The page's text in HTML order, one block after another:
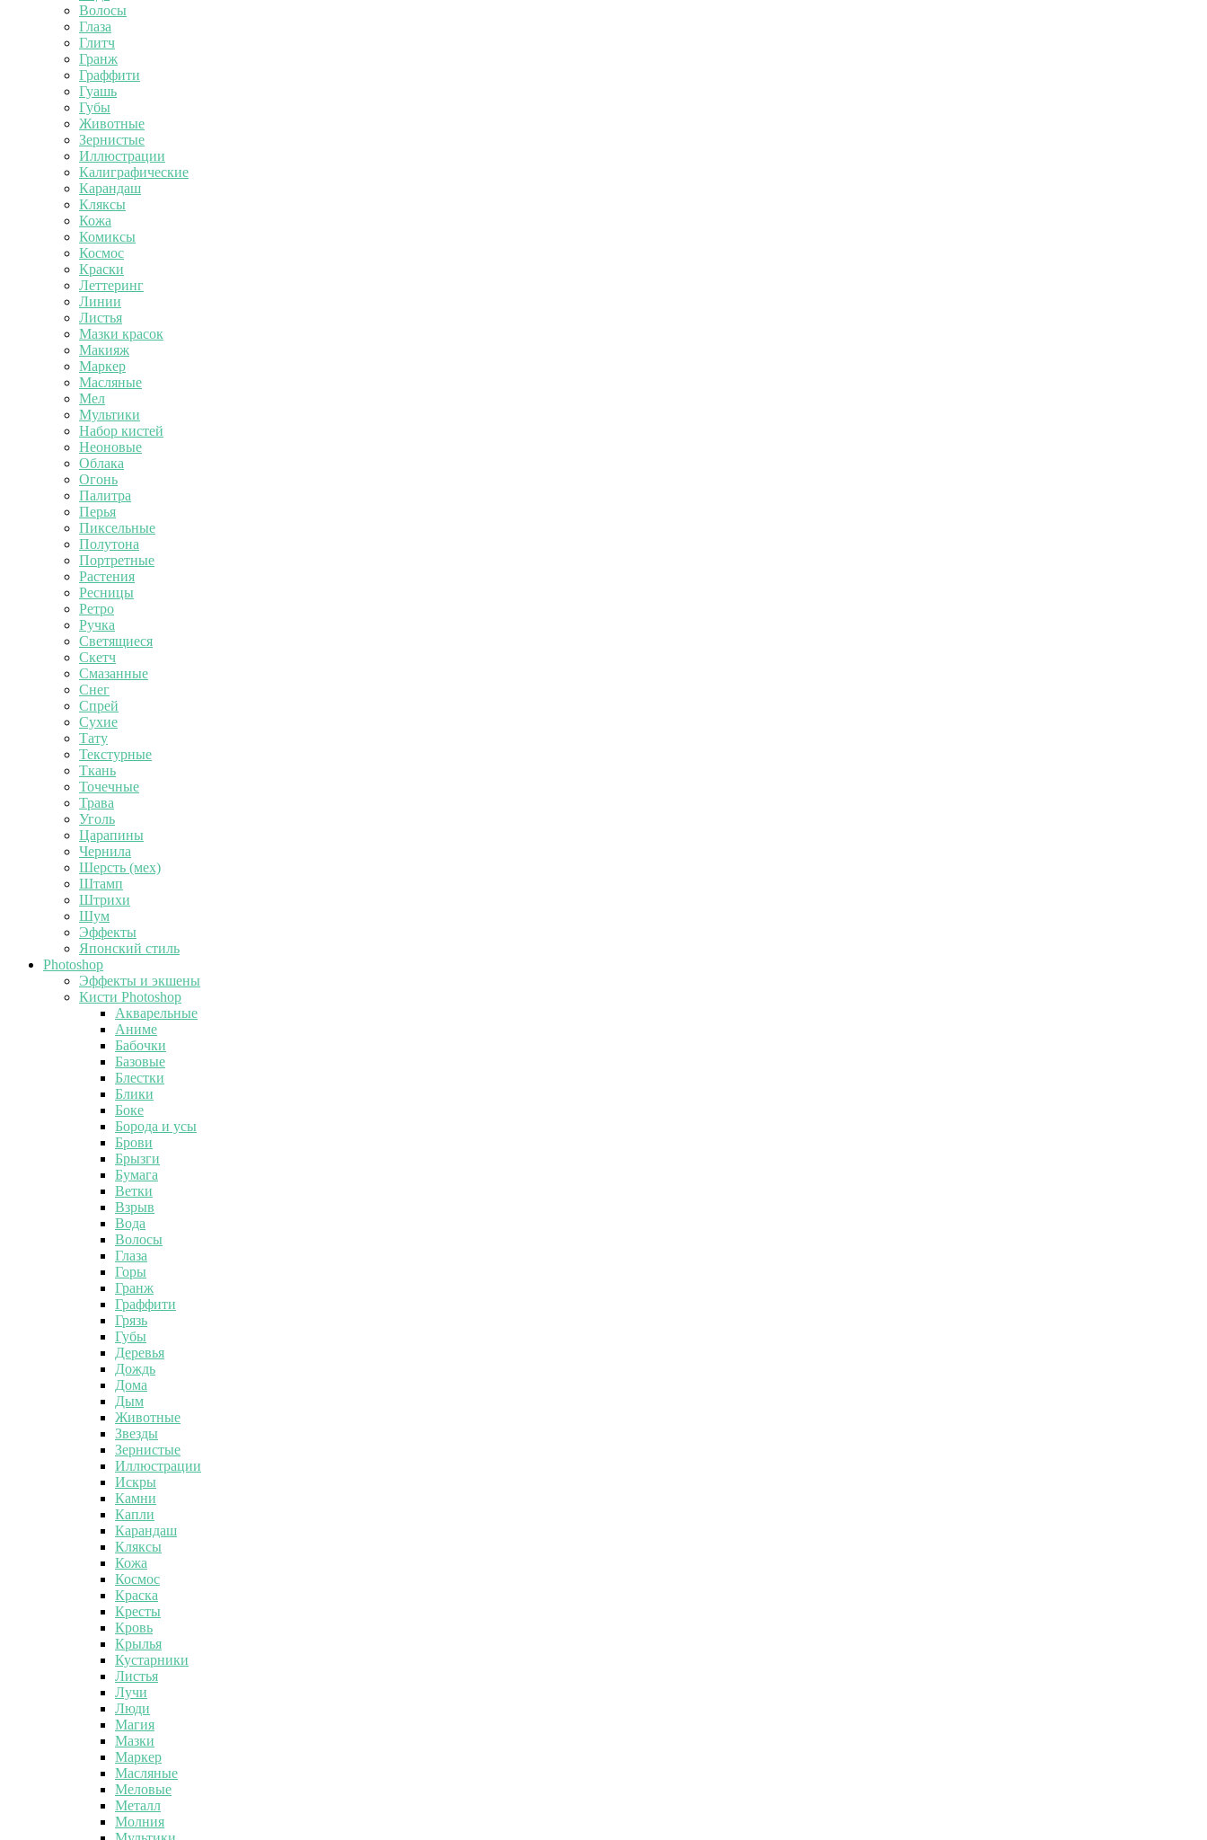
Волосы
Глаза
Глитч
Гранж
Граффити
Гуашь
Губы
Животные
Зернистые
Иллюстрации
Калиграфические
Карандаш
Кляксы
Кожа
Комиксы
Космос
Краски
Леттеринг
Линии
Листья
Мазки красок
Макияж
Маркер
Масляные
Мел
Мультики
Набор кистей
Неоновые
Облака
Огонь
Палитра
Перья
Пиксельные
Полутона
Портретные
Растения
Ресницы
Ретро
Ручка
Светящиеся
Скетч
Смазанные
Снег
Спрей
Сухие
Тату
Текстурные
Ткань
Точечные
Трава
Уголь
Царапины
Чернила
Шерсть (мех)
Штамп
Штрихи
Шум
Эффекты
Японский стиль
Photoshop
Эффекты и экшены
Кисти Photoshop
Акварельные
Аниме
Бабочки
Базовые
Блестки
Блики
Боке
Борода и усы
Брови
Брызги
Бумага
Ветки
Взрыв
Вода
Волосы
Глаза
Горы
Гранж
Граффити
Грязь
Губы
Деревья
Дождь
Дома
Дым
Животные
Звезды
Зернистые
Иллюстрации
Искры
Камни
Капли
Карандаш
Кляксы
Кожа
Космос
Краска
Кресты
Кровь
Крылья
Кустарники
Листья
Лучи
Люди
Магия
Мазки
Маркер
Масляные
Меловые
Металл
Молния